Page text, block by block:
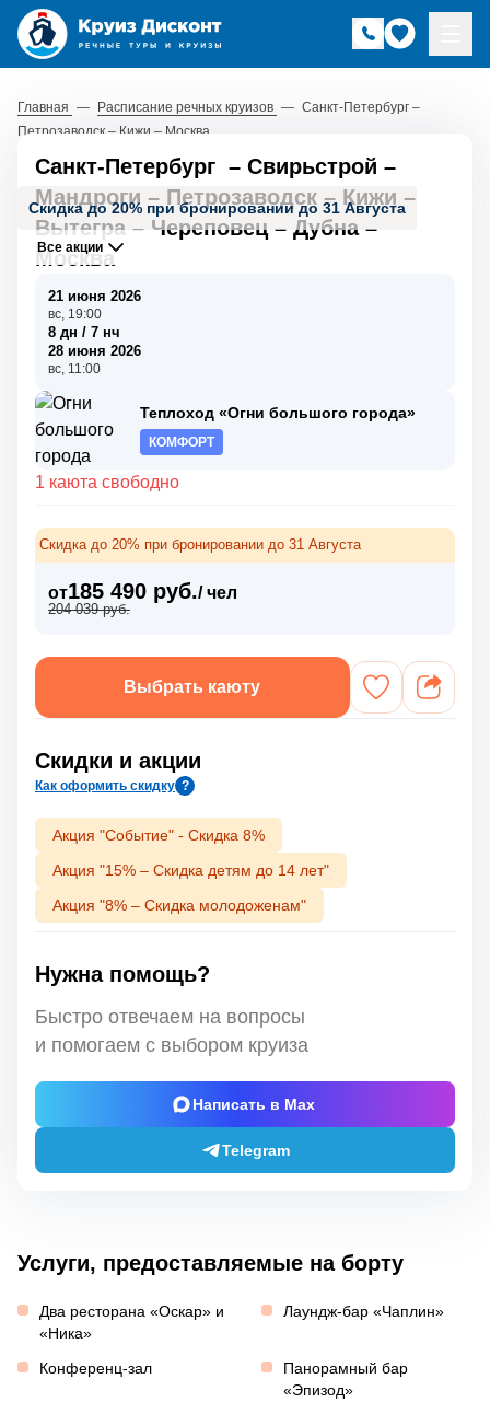
Главная — Расписание речных круизов — Санкт-Петербург –
Петрозаводск – Кижи – Москва
Скидка до 20% при бронировании до 31 Августа
Все акции
Санкт-Петербург – Свирьстрой –
Мандроги – Петрозаводск – Кижи –
Вытегра – Череповец– Дубна–
Москва
21 июня 2026
вс, 19:00
8 дн / 7 нч
28 июня 2026
вс, 11:00
Теплоход «Огни большого города»
КОМФОРТ
1 каюта свободно
Скидка до 20% при бронировании до 31 Августа
от185 490 руб./ чел
204 039 руб.
Выбрать каюту
Скидки и акции
Как оформить скидку ?
Акция "Событие" - Скидка 8%
Акция "15% – Скидка детям до 14 лет"
Акция "8% – Скидка молодоженам"
Нужна помощь?
Быстро отвечаем на вопросы
и помогаем с выбором круиза
Написать в Max
Telegram
Услуги, предоставляемые на борту
Два ресторана «Оскар» и
«Ника»
Лаундж-бар «Чаплин»
Конференц-зал
Панорамный бар
«Эпизод»